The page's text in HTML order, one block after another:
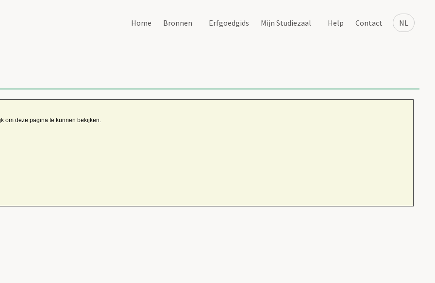
NL
Home Bronnen Erfgoedgids Mijn Studiezaal Help Contact
om deze pagina te kunnen bekijken.